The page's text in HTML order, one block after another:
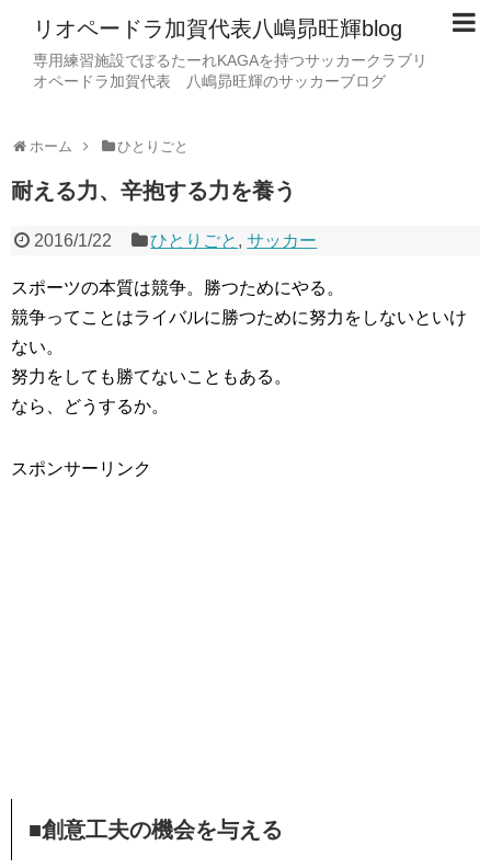
リオペードラ加賀代表八嶋昴旺輝blog
専用練習施設でぽるたーれKAGAを持つサッカークラブリ
オペードラ加賀代表 八嶋昴旺輝のサッカーブログ
ホーム ひとりごと
耐える力、辛抱する力を養う
2016/1/22 ひとりごと ,サッカー
スポーツの本質は競争。勝つためにやる。
競争ってことはライバルに勝つために努力をしないといけ
ない。
努力をしても勝てないこともある。
なら、どうするか。
スポンサーリンク
■創意工夫の機会を与える